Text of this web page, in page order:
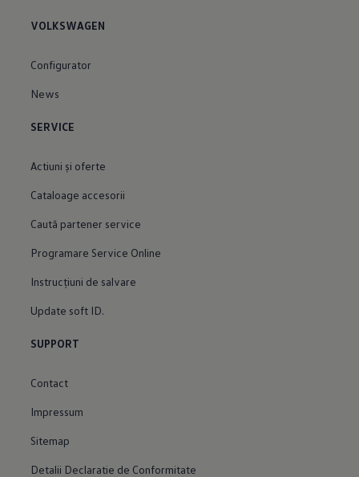
VOLKSWAGEN
Configurator
News
SERVICE
Actiuni şi oferte
Cataloage accesorii
Caută partener service
Programare Service Online
Instrucțiuni de salvare
Update soft ID.
SUPPORT
Contact
Impressum
Sitemap
Detalii Declaratie de Conformitate